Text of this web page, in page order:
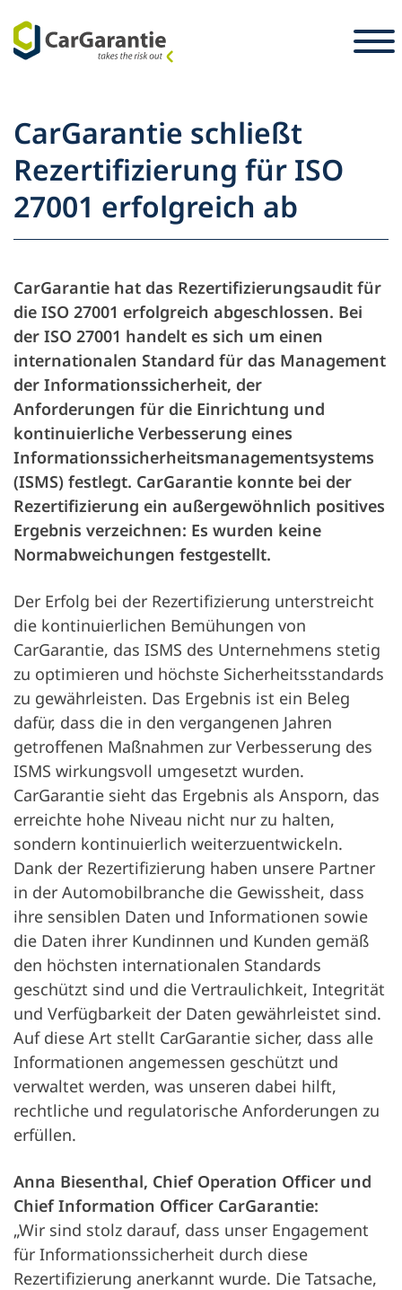
Partner
Fahrzeughalter
Service & Support
Partner
Fahrzeughalter
Unternehmen
Presse
CarGarantie schließt
Rezertifizierung für ISO
27001 erfolgreich ab
CarGarantie hat das Rezertifizierungsaudit für
die ISO 27001 erfolgreich abgeschlossen. Bei
der ISO 27001 handelt es sich um einen
internationalen Standard für das Management
der Informationssicherheit, der
Anforderungen für die Einrichtung und
kontinuierliche Verbesserung eines
Informationssicherheitsmanagementsystems
(ISMS) festlegt. CarGarantie konnte bei der
Rezertifizierung ein außergewöhnlich positives
Ergebnis verzeichnen: Es wurden keine
Normabweichungen festgestellt.
Der Erfolg bei der Rezertifizierung unterstreicht
die kontinuierlichen Bemühungen von
CarGarantie, das ISMS des Unternehmens stetig
zu optimieren und höchste Sicherheitsstandards
zu gewährleisten. Das Ergebnis ist ein Beleg
dafür, dass die in den vergangenen Jahren
getroffenen Maßnahmen zur Verbesserung des
ISMS wirkungsvoll umgesetzt wurden.
CarGarantie sieht das Ergebnis als Ansporn, das
erreichte hohe Niveau nicht nur zu halten,
sondern kontinuierlich weiterzuentwickeln.
Dank der Rezertifizierung haben unsere Partner
in der Automobilbranche die Gewissheit, dass
ihre sensiblen Daten und Informationen sowie
die Daten ihrer Kundinnen und Kunden gemäß
den höchsten internationalen Standards
geschützt sind und die Vertraulichkeit, Integrität
und Verfügbarkeit der Daten gewährleistet sind.
Auf diese Art stellt CarGarantie sicher, dass alle
Informationen angemessen geschützt und
verwaltet werden, was unseren dabei hilft,
rechtliche und regulatorische Anforderungen zu
erfüllen.
Anna Biesenthal, Chief Operation Officer und
Chief Information Officer CarGarantie:
„Wir sind stolz darauf, dass unser Engagement
für Informationssicherheit durch diese
Rezertifizierung anerkannt wurde. Die Tatsache,